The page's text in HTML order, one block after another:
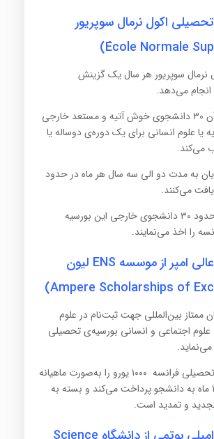
اکول نرمال سوپریور
نرمال سوپریور هر سال یک گزینش
انجام می‌دهد.
که از طریق آن ۳۰ دانشجوی خوش آتیه و مستعد خارجی
یا علوم انسانی برای یک دوره‌ی دوساله یا
می‌کند.
به مدت دو الی سه سال هر ماه در حدود
هر سال نیز حدود ۳۰ دانشجوی خارجی این بورسیه
را اخذ می‌نمایند.
بورسیه‌ی عالی امپر از موسسه ENS لیون
ممتاز بین‌المللی جهت ثبت‌نام در علوم
علوم اجتماعی و انسانی بورسیه‌ی تحصیلی
می‌نماید.
این بورسیه تحصیلی فرانسه ۱۰۰۰ یورو را به‌صورت ماهیانه
و به مدت ۱۲ ماه به دانشجو پرداخت می‌کند و بسته به
و تمدید است.